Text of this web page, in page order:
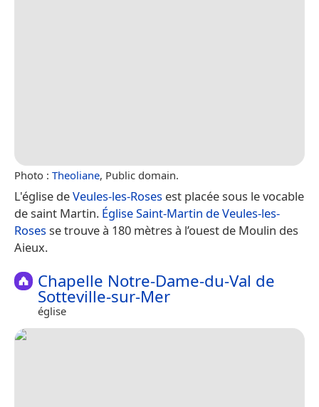
Photo : Theoliane, Public domain.
L'église deVeules-les-Roses est placée sous le vocable
de saint Martin. Église Saint-Martin de Veules-les-
Rosesse trouve à 180 mètres à l’ouest de Moulin des
Aieux.
Chapelle Notre-Dame-du-Val de
Sotteville-sur-Mer
église